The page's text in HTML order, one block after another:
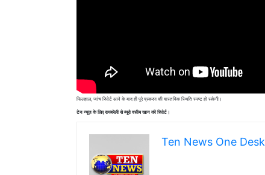
फिलहाल, जांच रिपोर्ट आने के बाद ही पूरे प्रकरण की वास्तविक स्थिति स्पष्ट हो सकेगी।
टेन न्यूज़ के लिए रायबरेली से ब्यूरो वसीम खान की रिपोर्ट।
Ten News One Desk